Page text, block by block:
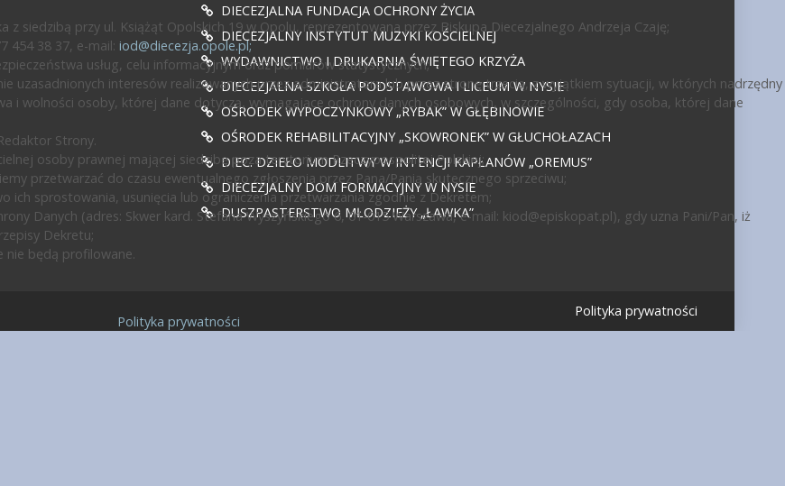
DIECEZJALNA FUNDACJA OCHRONY ŻYCIA
DIECEZJALNY INSTYTUT MUZYKI KOŚCIELNEJ
WYDAWNICTWO I DRUKARNIA ŚWIĘTEGO KRZYŻA
DIECEZJALNA SZKOŁA PODSTAWOWA I LICEUM W NYSIE
OŚRODEK WYPOCZYNKOWY „RYBAK” W GŁĘBINOWIE
OŚRODEK REHABILITACYJNY „SKOWRONEK” W GŁUCHOŁAZACH
DIEC. DZIEŁO MODLITWY W INTENCJI KAPŁANÓW „OREMUS”
DIECEZJALNY DOM FORMACYJNY W NYSIE
DUSZPASTERSTWO MŁODZIEŻY „ŁAWKA”
Polityka prywatności
siedzibą przy ul. Książąt Opolskich 19 w Opolu, reprezentowana przez Biskupa Diecezjalnego Andrzeja Czaję;
454 38 37, e-mail: iod@diecezja.opole.pl;
usług, celu informacyjnym oraz pomiarów statystycznych;
uzasadnionych interesów realizowanych przez administratora lub przez stronę trzecią, z wyjątkiem sytuacji, w których nadrzędny
i wolności osoby, której dane dotyczą, wymagające ochrony danych osobowych, w szczególności, gdy osoba, której dane
Strony.
osoby prawnej mającej siedzibę poza terytorium Rzeczypospolitej Polskiej;
przetwarzać do czasu ewentualnego zgłoszenia przez Pana/Panią skutecznego sprzeciwu;
sprostowania, usunięcia lub ograniczenia przetwarzania zgodnie z Dekretem;
Danych (adres: Skwer kard. Stefana Wyszyńskiego 6, 01-015 Warszawa, e-mail: kiod@episkopat.pl), gdy uzna Pani/Pan, iż
Dekretu;
nie będą profilowane.
Polityka prywatności